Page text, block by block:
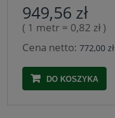
949,56 zł
( 1 metr = 0,82 zł )
Cena netto: 772,00 zł
DO KOSZYKA